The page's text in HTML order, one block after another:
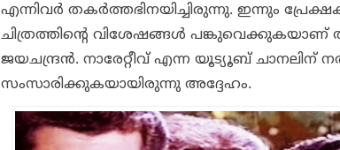
എന്നിവർ തകർത്തഭിനയിച്ചിരുന്നു. ഇന്നും
ചിത്രത്തിന്റെ വിശേഷങ്ങൾ പങ്കുവെക്കുകയാണ്
ജയചന്ദ്രൻ. നാരേറ്റീവ് എന്ന യൂട്യൂബ് ചാനലിന്
സംസാരിക്കുകയായിരുന്നു അദ്ദേഹം.